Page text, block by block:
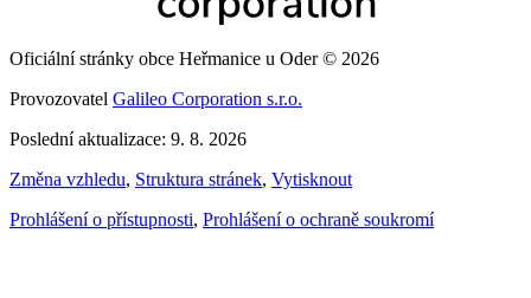
Oficiální stránky obce Heřmanice u Oder © 2026
Provozovatel Galileo Corporation s.r.o.
Poslední aktualizace: 9. 8. 2026
Změna vzhledu, Struktura stránek, Vytisknout
Prohlášení o přístupnosti, Prohlášení o ochraně soukromí